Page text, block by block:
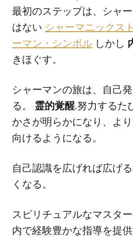
最初のステップは、シャ
はない シャーマニックス
ーマン・シンボル しかし
きほぐす。
シャーマンの旅は、自己
る。 霊的覚醒.努力するた
かさが明らかになり、よ
向けるようになる。
自己認識を広げれば広げ
くなる。
スピリチュアルなマスタ
内で経験豊かな指導を提